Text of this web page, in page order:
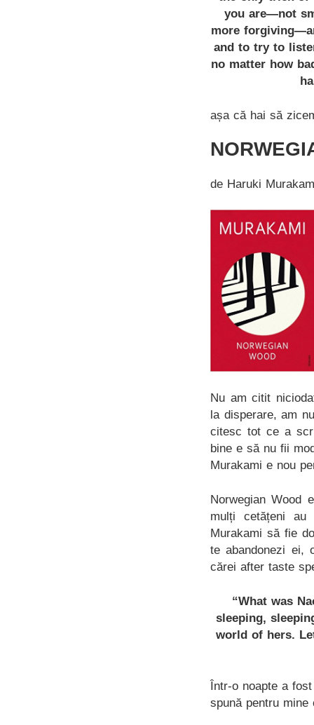
you are—not
more
and to try to
no matter how
așa că hai să
de Haruki
Nu am citit
la disperare, am
citesc tot ce a
bine e să nu fii
Murakami e nou
Norwegian Wood
mulți cetățeni
Murakami să fie
te abandonezi ei,
cărei after taste
“What was
sleeping,
world of hers.
Într-o noapte a
spună pentru